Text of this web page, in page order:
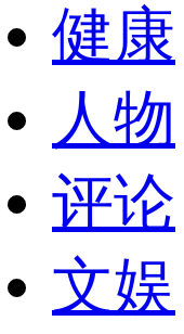
健康
人物
评论
文娱